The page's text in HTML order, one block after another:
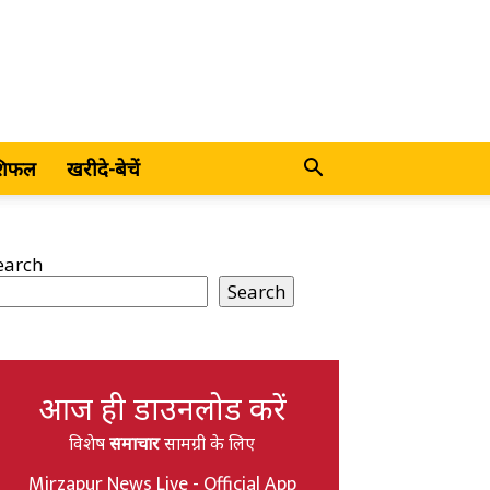
खरीदे-बेचें
Search
आज ही डाउनलोड करें
विशेषसमाचारसामग्री के लिए